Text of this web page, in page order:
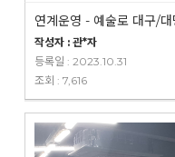
연계운영 - 예술로 대구/
작성자 : 관*자
등록일 : 2023.10.31
조회 : 7,616